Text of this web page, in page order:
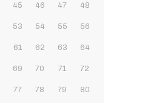
45 46 47 48
53 54 55 56
61 62 63 64
69 70 71 72
77 78 79 80